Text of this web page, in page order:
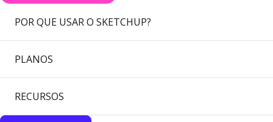
POR QUE USAR O SKETCHUP?
PLANOS
RECURSOS